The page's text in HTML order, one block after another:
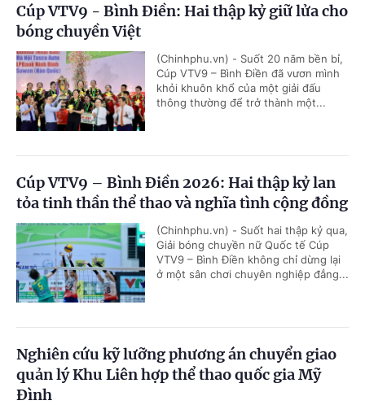
Cúp VTV9 - Bình Điền: Hai thập kỷ giữ lửa cho
bóng chuyền Việt
(Chinhphu.vn) - Suốt 20 năm bền bỉ,
Cúp VTV9 – Bình Điền đã vươn mình
khỏi khuôn khổ của một giải đấu
thông thường để trở thành một...
Cúp VTV9 – Bình Điền 2026: Hai thập kỷ lan
tỏa tinh thần thể thao và nghĩa tình cộng đồng
(Chinhphu.vn) - Suốt hai thập kỷ qua,
Giải bóng chuyền nữ Quốc tế Cúp
VTV9 – Bình Điền không chỉ dừng lại
ở một sân chơi chuyên nghiệp đẳng...
Nghiên cứu kỹ lưỡng phương án chuyển giao
quản lý Khu Liên hợp thể thao quốc gia Mỹ
Đình